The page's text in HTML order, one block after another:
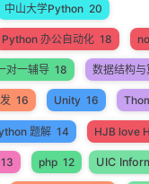
中山大学Python 20
Python 办公自动化 18
对一辅导 18 数据结构与
16 Unity 16
题解 14 HJB love
13 php 12 UIC